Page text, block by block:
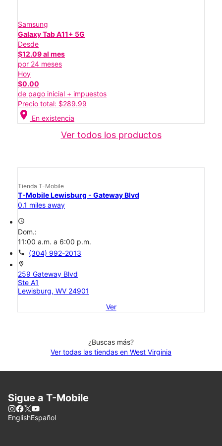
Samsung
Galaxy Tab A11+ 5G
Desde
$12.09 al mes
por 24 meses
Hoy
$0.00
de pago inicial + impuestos
Precio total: $289.99
location_on En existencia
Ver todos los productos
Tienda T-Mobile
T-Mobile Lewisburg - Gateway Blvd
0.1 miles away
access_time
Dom.:
11:00 a.m. a 6:00 p.m.
call (304) 992-2013
location_on
259 Gateway Blvd
Ste A1
Lewisburg, WV 24901
Ver
¿Buscas más?
Ver todas las tiendas en West Virginia